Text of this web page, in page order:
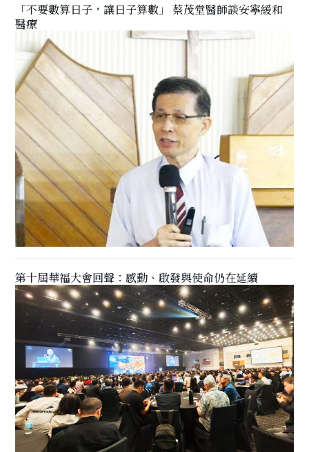
「不要數算日子，讓日子算數」 蔡茂堂醫師談安寧緩和
醫療
第十屆華福大會回聲：感動、啟發與使命仍在延續